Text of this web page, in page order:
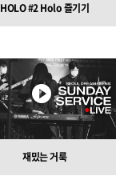
HOLO #2 Holo 즐기기
재밌는 거룩